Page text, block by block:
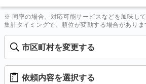
※ 同率の場合、対応可能サービスなどを加味し
集計タイミングで、順位が変動する場合がありま
市区町村を変更する
依頼内容を選択する